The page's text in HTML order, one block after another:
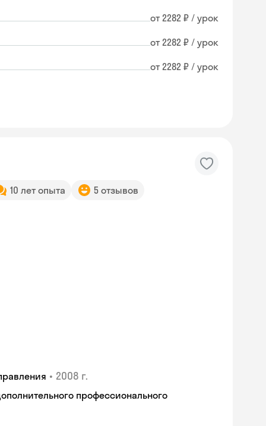
от 2282 ₽ / урок
от 2282 ₽ / урок
от 2282 ₽ / урок
10 лет опыта 5 отзывов
• 2008 г.
профессионального